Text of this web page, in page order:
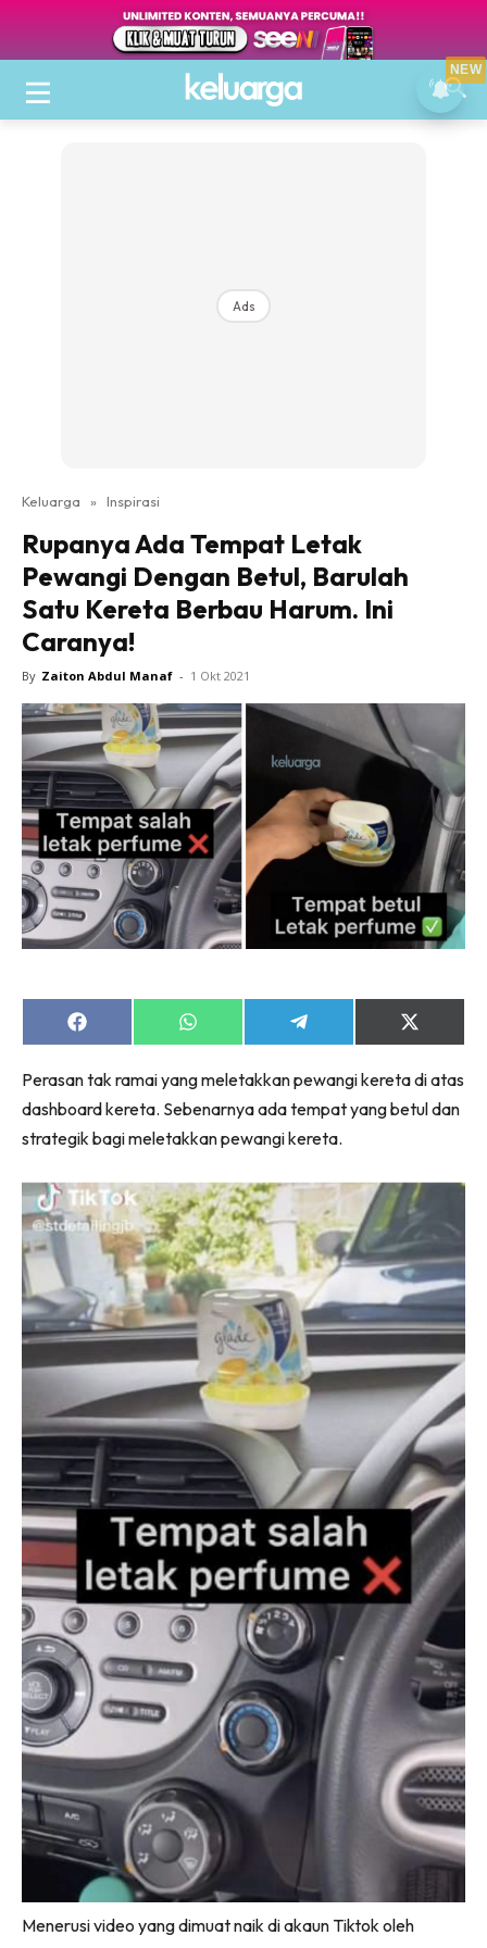
Ads
Keluarga » Inspirasi
Rupanya Ada Tempat Letak
Pewangi Dengan Betul, Barulah
Satu Kereta Berbau Harum. Ini
Caranya!
By Zaiton Abdul Manaf - 1 Okt 2021
Share
on
Share
on
Share
on
Share
on
(Twitter)
Perasan tak ramai yang meletakkan pewangi kereta di atas
dashboard kereta. Sebenarnya ada tempat yang betul dan
strategik bagi meletakkan pewangi kereta.
Menerusi video yang dimuat naik di akaun Tiktok oleh
NEW